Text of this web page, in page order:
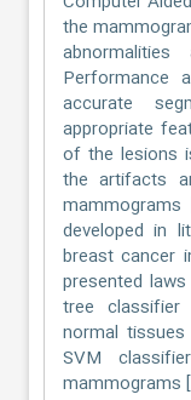
the
Performance
accurate
appropriate
of the lesions
the artifacts
developed in
breast cancer
presented
tree
normal
SVM
mammograms